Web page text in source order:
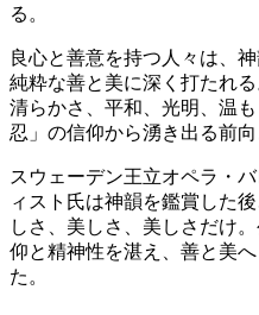
る。
良心と善意を持つ人々は、
純粋な善と美に深く打たれ
清らかさ、平和、光明、温
忍」の信仰から湧き出る前
スウェーデン王立オペラ・
ィスト氏は神韻を鑑賞した
しさ、美しさ、美しさだけ
仰と精神性を湛え、善と美
た。